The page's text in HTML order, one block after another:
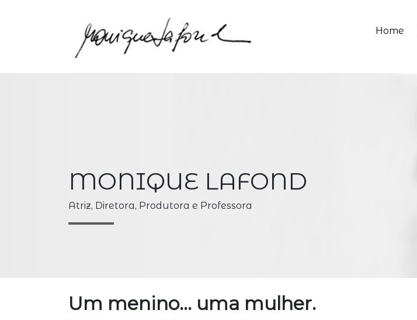
Home
MONIQUE LAFOND
Atriz, Diretora, Produtora e Professora
Um menino… uma mulher.